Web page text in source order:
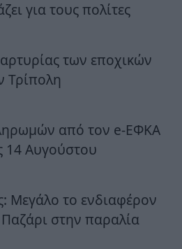
για τους πολίτες
των εποχικών
Τρίπολη
από τον e-ΕΦΚΑ
14 Αυγούστου
Μεγάλο το ενδιαφέρον
στην παραλία